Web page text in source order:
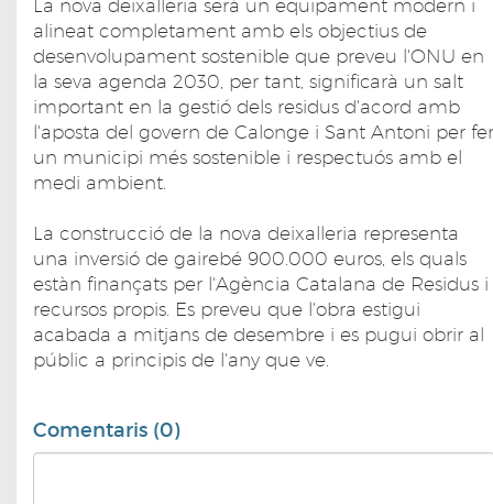
La nova deixalleria serà un equipament modern i
alineat completament amb els objectius de
desenvolupament sostenible que preveu l'ONU en
la seva agenda 2030, per tant, significarà un salt
important en la gestió dels residus d'acord amb
l'aposta del govern de Calonge i Sant Antoni per fer
un municipi més sostenible i respectuós amb el
medi ambient.
La construcció de la nova deixalleria representa
una inversió de gairebé 900.000 euros, els quals
estàn finançats per l'Agència Catalana de Residus i
recursos propis. Es preveu que l'obra estigui
acabada a mitjans de desembre i es pugui obrir al
públic a principis de l'any que ve.
Comentaris (0)